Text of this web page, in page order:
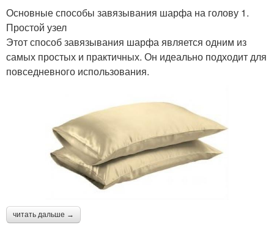
Основные способы завязывания шарфа на голову 1.
Простой узел
Этот способ завязывания шарфа является одним из
самых простых и практичных. Он идеально подходит для
повседневного использования.
читать дальше →